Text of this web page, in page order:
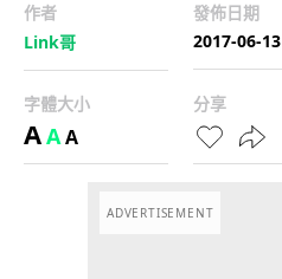
作者
Link哥
發佈日期
2017-06-13
字體大小
AAA
分享
ADVERTISEMENT